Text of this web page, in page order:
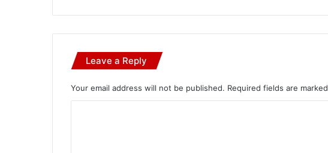
Leave a Reply
Your email address will not be published. Required fields are marked